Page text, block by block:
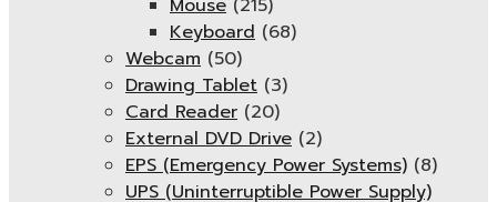
Mouse (215)
Keyboard (68)
Webcam (50)
Drawing Tablet (3)
Card Reader (20)
External DVD Drive (2)
EPS (Emergency Power Systems) (8)
UPS (Uninterruptible Power Supply)